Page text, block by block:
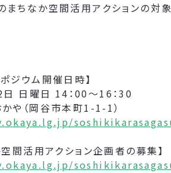
まちなか空間活用アクションの対
ジウム開催日時】
日曜日 14：00～16：30
や（岡谷市本町1-1-1）
間活用アクション企画者の募集】